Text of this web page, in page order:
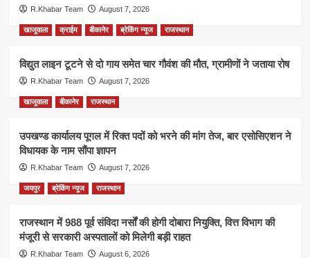
R.Khabar Team August 7, 2026
खाजूवाला क्राईम बीकानेर ब्रेकिंग न्यूज राजस्थान
विद्युत लाइन टूटने से दो गाय समेत चार गौवंश की मौत, ग्रामीणों ने जताया रोष
R.Khabar Team August 7, 2026
खाजूवाला बीकानेर राजस्थान
उपखण्ड कार्यालय पूगल में रिक्त पदों को भरने की मांग तेज, बार एसोसिएशन ने
विधायक के नाम सौंपा ज्ञापन
R.Khabar Team August 7, 2026
जयपुर ब्रेकिंग न्यूज राजस्थान
राजस्थान में 988 पूर्व संविदा नर्सों की होगी दोबारा नियुक्ति, वित्त विभाग की
मंजूरी से सरकारी अस्पतालों को मिलेगी बड़ी राहत
R.Khabar Team August 6, 2026